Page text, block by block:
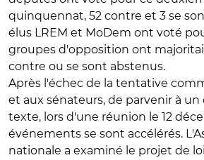
quinquennat, 52 contre et 3 se
élus LREM et MoDem ont voté
groupes d'opposition ont
contre ou se sont abstenus.
Après l'échec de la tentative
et aux sénateurs, de parvenir à
texte, lors d'une réunion le 12
événements se sont accélérés.
nationale a examiné le projet de